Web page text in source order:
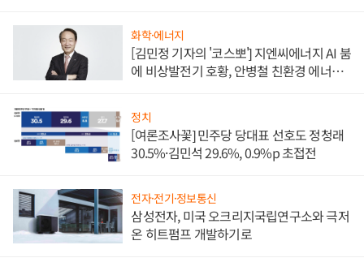
화학·에너지
[김민정 기자의 '코스뽀'] 지엔씨에너지 AI 붐
에 비상발전기 호황, 안병철 친환경 에너지
정치
[여론조사꽃] 민주당 당대표 선호도 정청래
30.5%·김민석 29.6%, 0.9%p 초접전
전자·전기·정보통신
삼성전자, 미국 오크리지국립연구소와 극저
온 히트펌프 개발하기로